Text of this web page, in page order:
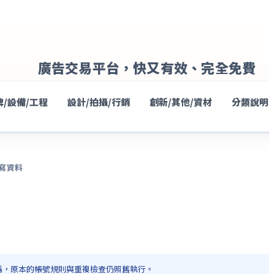
廣告交易平台，快又有效、完全免費
/設備/工程 設計/拍攝/行銷 創新/其他/資材 分類說明
資料
原本的帳號規則與重複檢查仍照舊執行。